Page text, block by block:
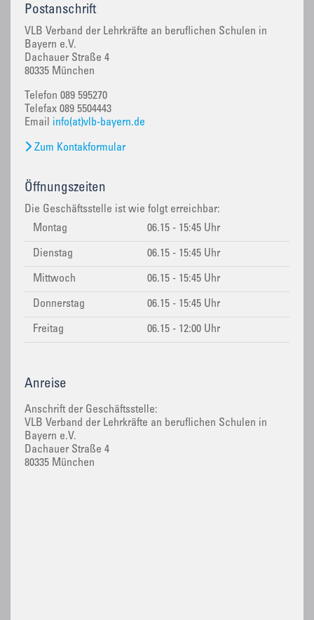
Postanschrift
VLB Verband der Lehrkräfte an beruflichen Schulen in
Bayern e.V.
Dachauer Straße 4
80335 München
Telefon 089 595270
Telefax 089 5504443
Email info(at)vlb-bayern.de
Zum Kontakformular
Öffnungszeiten
Die Geschäftsstelle ist wie folgt erreichbar:
Montag
06.15 - 15:45 Uhr
Dienstag 06.15 - 15:45 Uhr
Mittwoch 06.15 - 15:45 Uhr
Donnerstag 06.15 - 15:45 Uhr
Freitag 06.15 - 12:00 Uhr
Anreise
Anschrift der Geschäftsstelle:
VLB Verband der Lehrkräfte an beruflichen Schulen in
Bayern e.V.
Dachauer Straße 4
80335 München